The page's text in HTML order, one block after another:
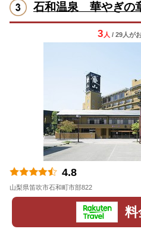
石和温泉 華やぎ
3 人 / 29人が
4.8
山梨県笛吹市石和町市部822
料